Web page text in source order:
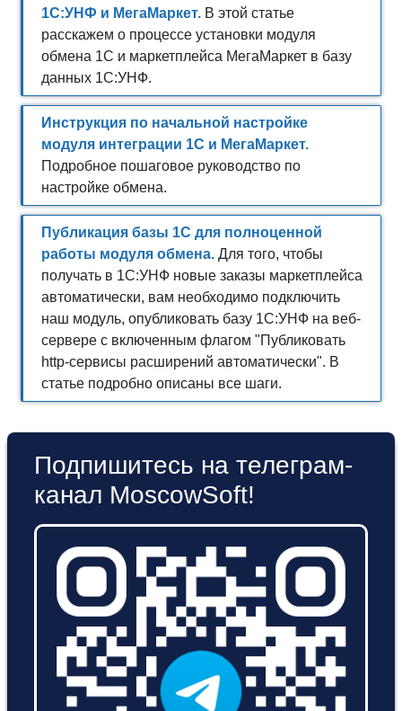
1С:УНФ и МегаМаркет. В этой статье
расскажем о процессе установки модуля
обмена 1С и маркетплейса МегаМаркет в базу
данных 1С:УНФ.
Инструкция по начальной настройке
модуля интеграции 1С и МегаМаркет.
Подробное пошаговое руководство по
настройке обмена.
Публикация базы 1С для полноценной
работы модуля обмена. Для того, чтобы
получать в 1С:УНФ новые заказы маркетплейса
автоматически, вам необходимо подключить
наш модуль, опубликовать базу 1С:УНФ на веб-
сервере с включенным флагом "Публиковать
http-сервисы расширений автоматически". В
статье подробно описаны все шаги.
Подпишитесь на телеграм-
канал MoscowSoft!